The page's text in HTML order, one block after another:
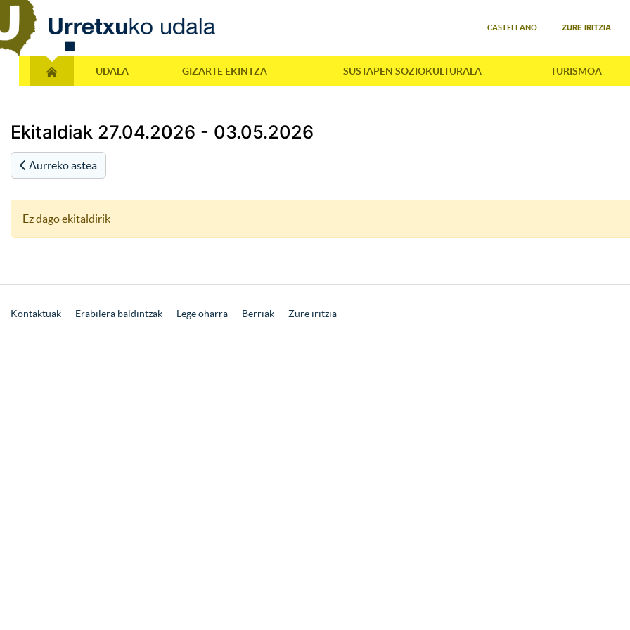
CASTELLANO ZURE IRITZIA
UDALA GIZARTE EKINTZA SUSTAPEN SOZIOKULTURALA TURISMOA
Ekitaldiak 27.04.2026 - 03.05.2026
Aurreko astea
Ez dago ekitaldirik
Kontaktuak Erabilera baldintzak Lege oharra Berriak Zure iritzia